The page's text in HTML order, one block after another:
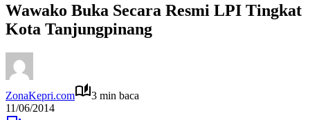
Wawako Buka Secara Resmi LPI Tingkat
Kota Tanjungpinang
ZonaKepri.com
3 min baca
11/06/2014